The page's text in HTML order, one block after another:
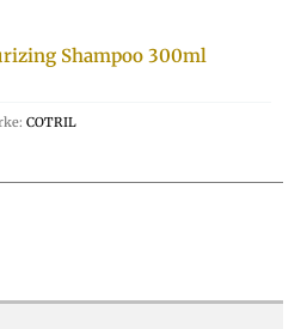
Shampoo 300ml
COTRIL